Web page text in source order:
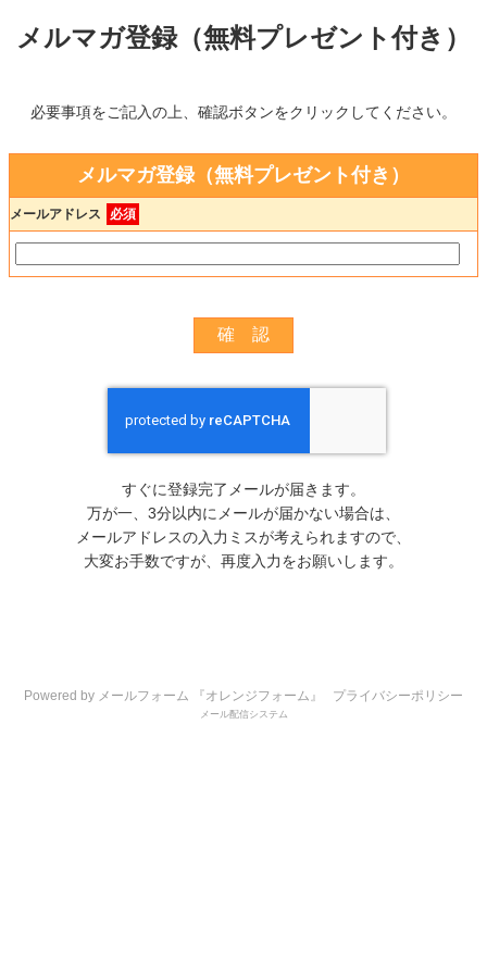
メルマガ登録（無料プレゼント付き）
必要事項をご記入の上、確認ボタンをクリックしてください。
メルマガ登録（無料プレゼント付き）
メールアドレス 必須
すぐに登録完了メールが届きます。
万が一、3分以内にメールが届かない場合は、
メールアドレスの入力ミスが考えられますので、
大変お手数ですが、再度入力をお願いします。
Powered by メールフォーム 『オレンジフォーム』 プライバシーポリシー
メール配信システム